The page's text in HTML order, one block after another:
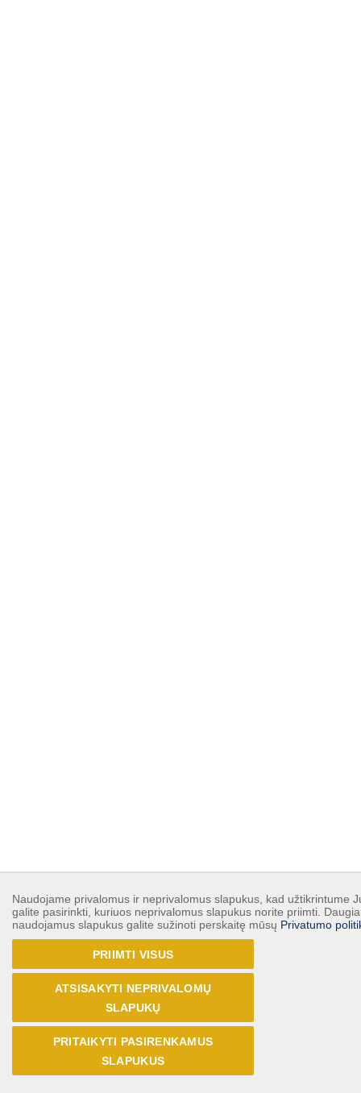
Naudojame privalomus ir neprivalomus slapukus, kad užtikrintume
galite pasirinkti, kuriuos neprivalomus slapukus norite priimti.
naudojamus slapukus galite sužinoti perskaitę mūsų Privatumo
PRIIMTI VISUS
ATSISAKYTI NEPRIVALOMŲ
SLAPUKŲ
PRITAIKYTI PASIRENKAMUS
SLAPUKUS